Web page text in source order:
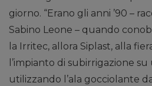
giorno. “Erano gli anni ’90 –
Sabino Leone – quando
la Irritec, allora Siplast, alla
l’impianto di subirrigazione
utilizzando l’ala gocciolante